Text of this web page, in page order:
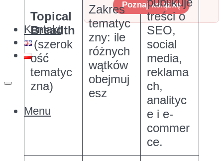
Poznaj książkę
Kontakt
Menu
Topical
Breadth
(szerok
ość
tematyc
zna)
Zakres
tematyc
zny: ile
różnych
wątków
obejmuj
esz
treści o
SEO,
social
media,
reklama
ch,
analityc
e i e-
commer
ce.